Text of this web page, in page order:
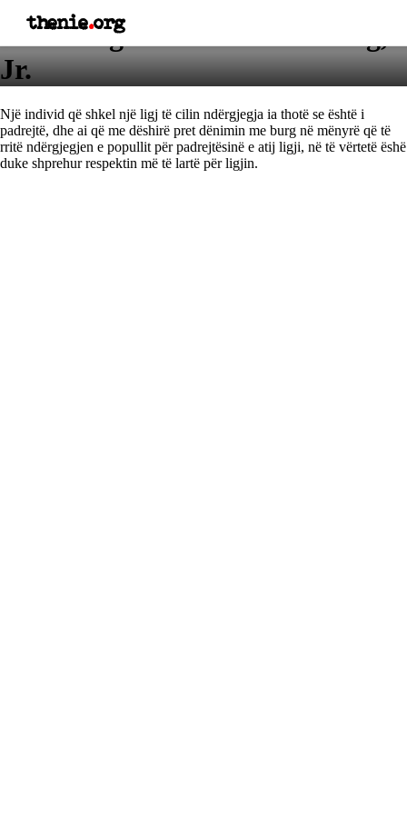
thenie.org
Thënie nga Martin Luter King,
Jr.
Një individ që shkel një ligj të cilin ndërgjegja ia thotë se është i
padrejtë, dhe ai që me dëshirë pret dënimin me burg në mënyrë që të
rritë ndërgjegjen e popullit për padrejtësinë e atij ligji, në të vërtetë ëshë
duke shprehur respektin më të lartë për ligjin.